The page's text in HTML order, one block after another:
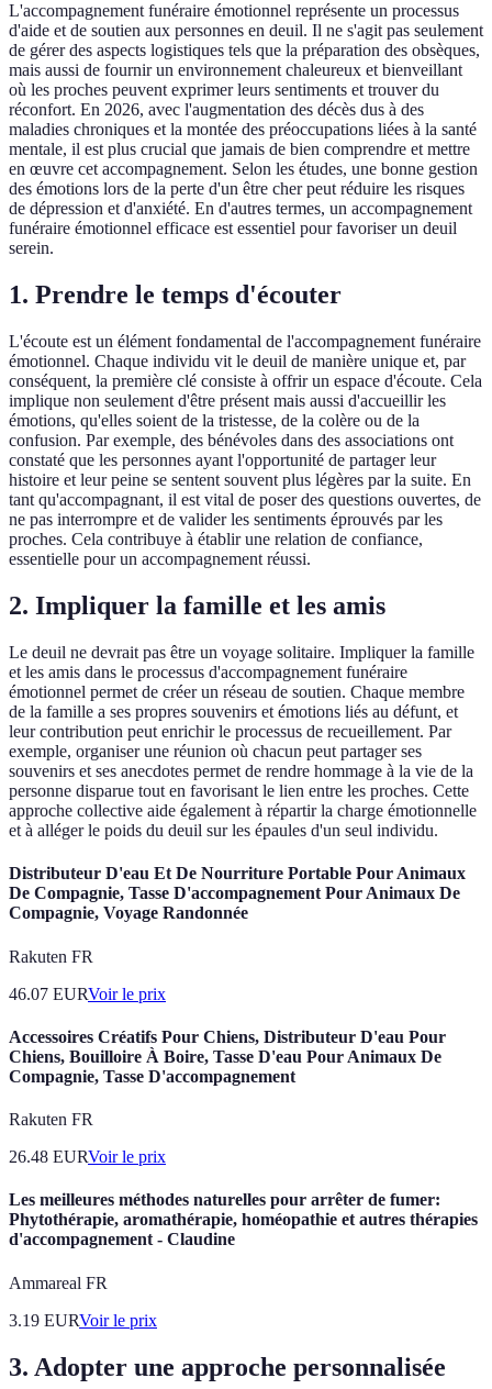
L'accompagnement funéraire émotionnel représente un processus
d'aide et de soutien aux personnes en deuil. Il ne s'agit pas seulement
de gérer des aspects logistiques tels que la préparation des obsèques,
mais aussi de fournir un environnement chaleureux et bienveillant
où les proches peuvent exprimer leurs sentiments et trouver du
réconfort. En 2026, avec l'augmentation des décès dus à des
maladies chroniques et la montée des préoccupations liées à la santé
mentale, il est plus crucial que jamais de bien comprendre et mettre
en œuvre cet accompagnement. Selon les études, une bonne gestion
des émotions lors de la perte d'un être cher peut réduire les risques
de dépression et d'anxiété. En d'autres termes, un accompagnement
funéraire émotionnel efficace est essentiel pour favoriser un deuil
serein.
1. Prendre le temps d'écouter
L'écoute est un élément fondamental de l'accompagnement funéraire
émotionnel. Chaque individu vit le deuil de manière unique et, par
conséquent, la première clé consiste à offrir un espace d'écoute. Cela
implique non seulement d'être présent mais aussi d'accueillir les
émotions, qu'elles soient de la tristesse, de la colère ou de la
confusion. Par exemple, des bénévoles dans des associations ont
constaté que les personnes ayant l'opportunité de partager leur
histoire et leur peine se sentent souvent plus légères par la suite. En
tant qu'accompagnant, il est vital de poser des questions ouvertes, de
ne pas interrompre et de valider les sentiments éprouvés par les
proches. Cela contribuye à établir une relation de confiance,
essentielle pour un accompagnement réussi.
2. Impliquer la famille et les amis
Le deuil ne devrait pas être un voyage solitaire. Impliquer la famille
et les amis dans le processus d'accompagnement funéraire
émotionnel permet de créer un réseau de soutien. Chaque membre
de la famille a ses propres souvenirs et émotions liés au défunt, et
leur contribution peut enrichir le processus de recueillement. Par
exemple, organiser une réunion où chacun peut partager ses
souvenirs et ses anecdotes permet de rendre hommage à la vie de la
personne disparue tout en favorisant le lien entre les proches. Cette
approche collective aide également à répartir la charge émotionnelle
et à alléger le poids du deuil sur les épaules d'un seul individu.
Distributeur D'eau Et De Nourriture Portable Pour Animaux
De Compagnie, Tasse D'accompagnement Pour Animaux De
Compagnie, Voyage Randonnée
Rakuten FR
46.07 EURVoir le prix
Accessoires Créatifs Pour Chiens, Distributeur D'eau Pour
Chiens, Bouilloire À Boire, Tasse D'eau Pour Animaux De
Compagnie, Tasse D'accompagnement
Rakuten FR
26.48 EURVoir le prix
Les meilleures méthodes naturelles pour arrêter de fumer:
Phytothérapie, aromathérapie, homéopathie et autres thérapies
d'accompagnement - Claudine
Ammareal FR
3.19 EURVoir le prix
3. Adopter une approche personnalisée